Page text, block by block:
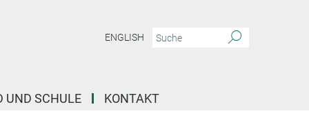
ENGLISH
UND SCHULE KONTAKT